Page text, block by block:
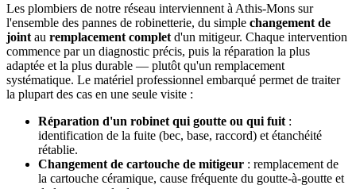
Les plombiers de notre réseau interviennent à Athis-Mons sur
l'ensemble des pannes de robinetterie, du simple changement de
joint au remplacement complet d'un mitigeur. Chaque intervention
commence par un diagnostic précis, puis la réparation la plus
adaptée et la plus durable — plutôt qu'un remplacement
systématique. Le matériel professionnel embarqué permet de traiter
la plupart des cas en une seule visite :
Réparation d'un robinet qui goutte ou qui fuit :
identification de la fuite (bec, base, raccord) et étanchéité
rétablie.
Changement de cartouche de mitigeur : remplacement de
la cartouche céramique, cause fréquente du goutte-à-goutte et